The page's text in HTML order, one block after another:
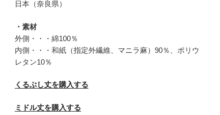
日本（奈良県）
・素材
外側・・・綿100％
内側・・・和紙（指定外繊維、マニラ麻）90％、ポリウ
レタン10％
くるぶし丈を購入する
ミドル丈を購入する